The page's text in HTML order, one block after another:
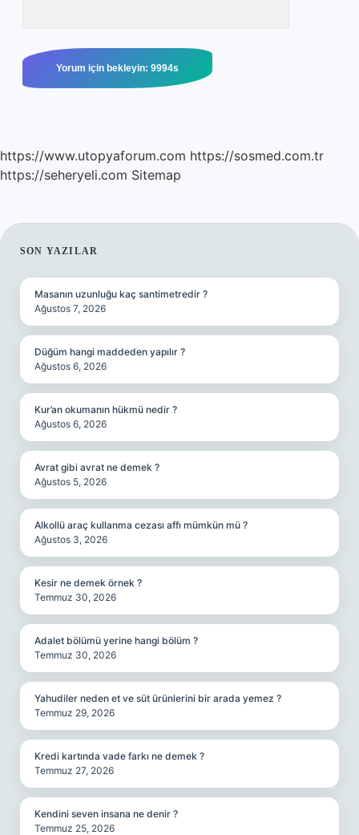
https://www.utopyaforum.com https://sosmed.com.tr
https://seheryeli.com Sitemap
SIDEBAR
SON YAZILAR
Masanın uzunluğu kaç santimetredir ?
Ağustos 7, 2026
Düğüm hangi maddeden yapılır ?
Ağustos 6, 2026
Kur’an okumanın hükmü nedir ?
Ağustos 6, 2026
Avrat gibi avrat ne demek ?
Ağustos 5, 2026
Alkollü araç kullanma cezası affı mümkün mü ?
Ağustos 3, 2026
Kesir ne demek örnek ?
Temmuz 30, 2026
Adalet bölümü yerine hangi bölüm ?
Temmuz 30, 2026
Yahudiler neden et ve süt ürünlerini bir arada yemez ?
Temmuz 29, 2026
Kredi kartında vade farkı ne demek ?
Temmuz 27, 2026
Kendini seven insana ne denir ?
Temmuz 25, 2026